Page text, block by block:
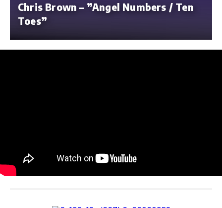
Chris Brown – ”Angel Numbers / Ten
Toes”